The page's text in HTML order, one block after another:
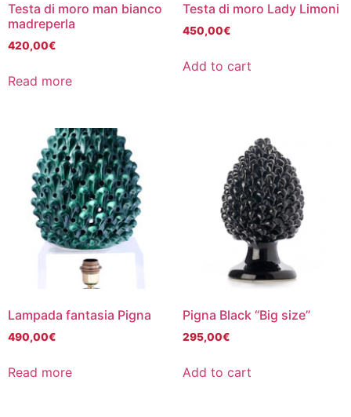
Testa di moro man bianco
madreperla
420,00€
Read more
Testa di moro Lady Limoni
450,00€
Add to cart
Lampada fantasia Pigna
490,00€
Read more
Pigna Black “Big size”
295,00€
Add to cart